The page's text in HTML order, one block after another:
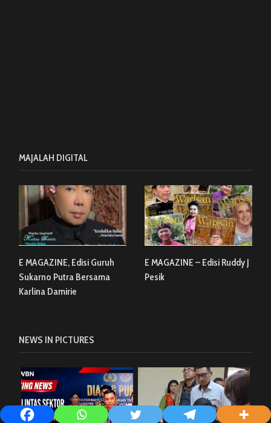
MAJALAH DIGITAL
E MAGAZINE, Edisi Guruh
Sukarno Putra Bersama
Karlina Damirie
E MAGAZINE – Edisi Ruddy J
Pesik
NEWS IN PICTURES